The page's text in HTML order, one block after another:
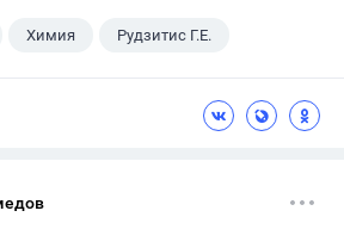
Химия Рудзитис Г.Е.